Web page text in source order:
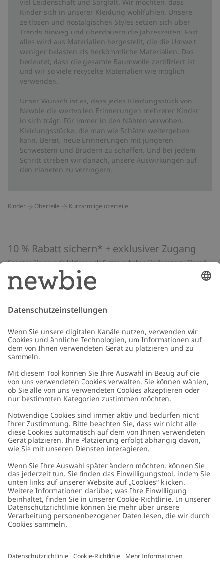
viel Leidenschaft und Sorgfalt. Wir möchten, dass
Kinder sich in unserer Kleidung wohlfühlen. Unsere
zeitlosen und nostalgischen Styles setzen sich über
Trends hinweg und überdauern die Jahreszeiten. Fast
alles wird aus Materialien hergestellt, die die Umwelt
weniger belasten als herkömmliche Materialien. Das
bedeutet, dass die gesamte Baumwolle zertifiziert ist
und wir so viele recycelte Materialien wie möglich
verwenden.
Unser Wunsch ist es, dass jedes Kleidungsstück von
Newbie die wertvollen Erinnerungen mehrerer Kinder
in sich trägt. Für immer in den Nähten verwoben.
Kleidungsstücke, die man wie Schätze weitergeben
kann. Bereit, neue Erinnerungen mit jüngeren
Schwestern und Brüdern zu schaffen. Und bei jedem
Schritt streben wir danach, unsere Auswirkungen auf
den Planeten zu verringern.
Kinder Oberteile Kurzärmlige oberteile
10 % Rabatt sichern* + exklusiver Zugang
Shoppen Sie neue Kollektionen als Erstes, erhalten Sie Zugang zu Tipps &
Guides und profitieren Sie von exklusiven Angeboten
*Gilt nur für deine erste Bestellung und ist nicht mit anderen Rabatten
oder Angeboten kombinierbar. Gilt nicht für limitierte Artikel. Lies unsere
Schicken
Kundenservice
Kontaktieren Sie uns
FAQ
Barrierefreiheit
Datenschutzrichtlinie
Cookie-Richtlinie
Über uns
Über Newbie
Nachhaltigkeit
Impressum
Presse
Germany Standort ändern
Cookies